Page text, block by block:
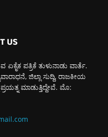
US
ಏಕೈಕ ಪತ್ರಿಕೆ ತುಳುನಾಡು ವಾರ್ತೆ.
ಜಿಲ್ಲಾ ಸುದ್ದಿ, ರಾಜಕೀಯ
ಮಾಡುತ್ತಿದ್ದೇವೆ. ಮೊ: